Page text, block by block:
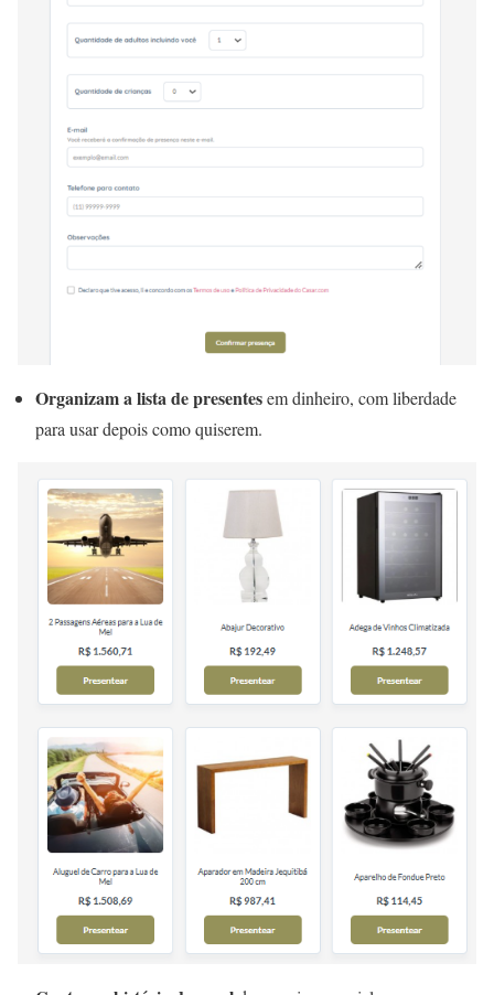
Organizam a lista de presentesem dinheiro, com liberdade
para usar depois como quiserem.